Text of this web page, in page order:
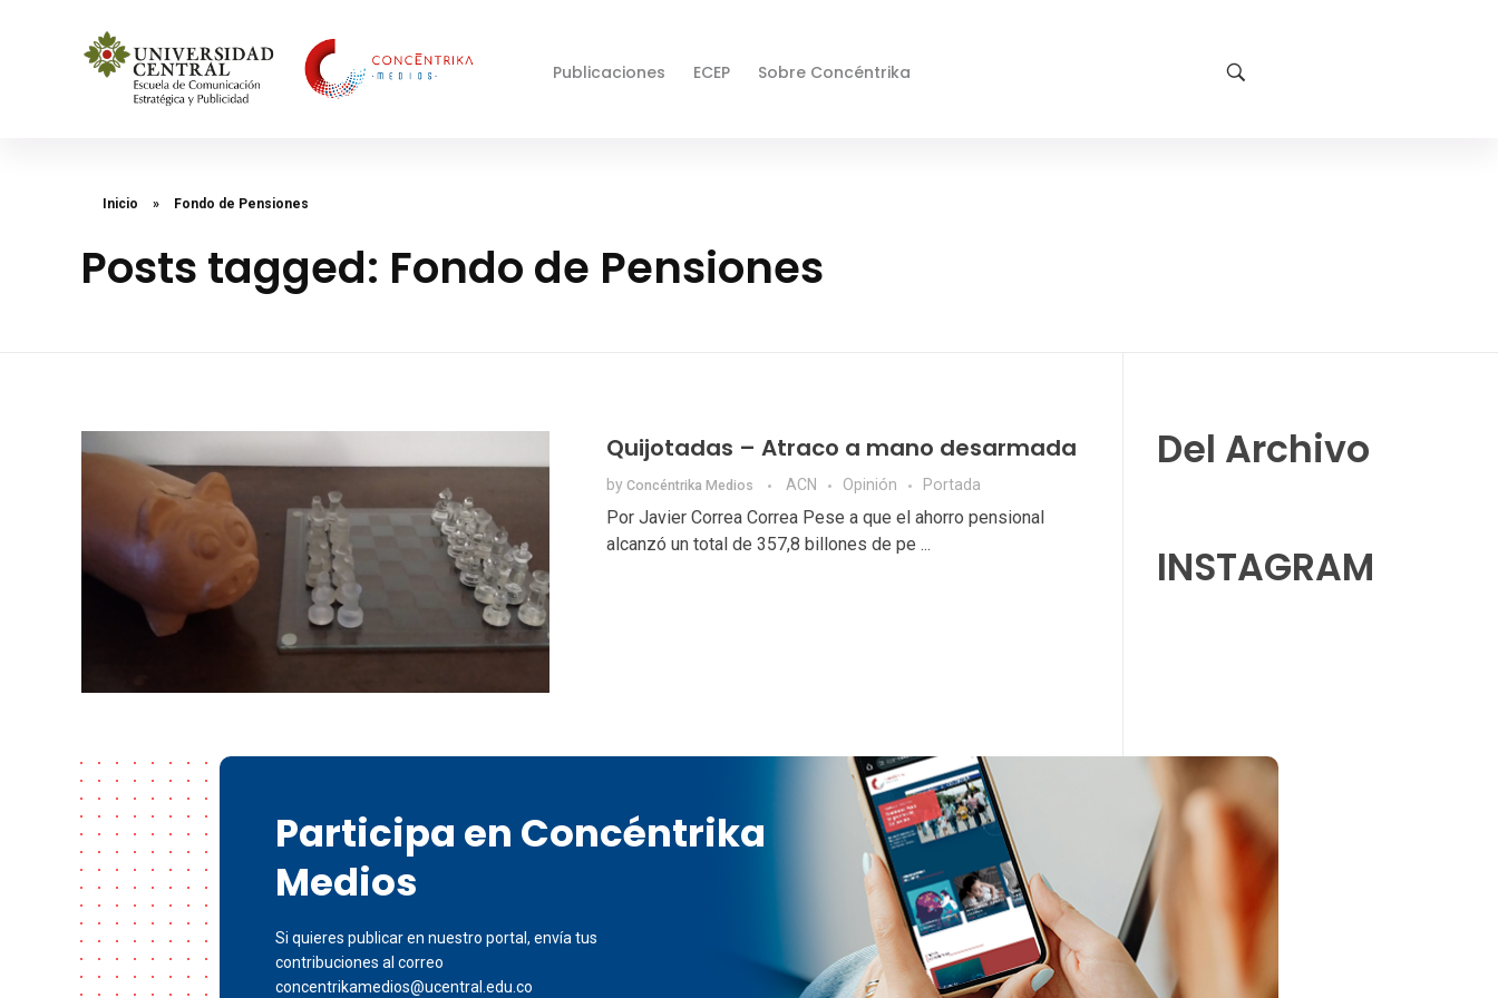
Publicaciones ECEP Sobre Concéntrika
Inicio » Fondo de Pensiones
Posts tagged: Fondo de Pensiones
Quijotadas – Atraco a mano desarmada
by Concéntrika Medios ACN Opinión Portada
Por Javier Correa Correa Pese a que el ahorro pensional
alcanzó un total de 357,8 billones de pe ...
Del Archivo
INSTAGRAM
Participa en Concéntrika
Medios
Si quieres publicar en nuestro portal, envía tus
contribuciones al correo
concentrikamedios@ucentral.edu.co